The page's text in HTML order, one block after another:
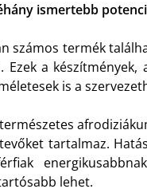
ismertebb
számos termék
Ezek a
is a
tartalmaz.
lehet.